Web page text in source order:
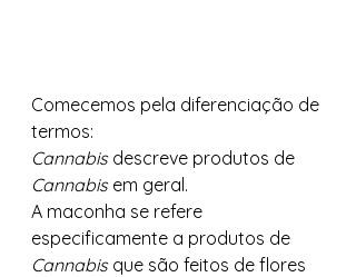
Comecemos pela diferenciação de
termos:
Cannabis descreve produtos de
Cannabis em geral.
A maconha se refere
especificamente a produtos de
Cannabis que são feitos de flores